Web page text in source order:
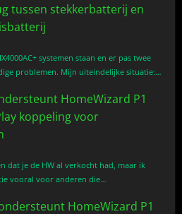
tussen stekkerbatterij en
systemen staan en er pas twee
problemen. Mijn uiteindelijke situatie:…
HomeWizard P1
koppeling voor
dat je de HW al verkocht had, maar ik
vooral voor anderen die…
HomeWizard P1